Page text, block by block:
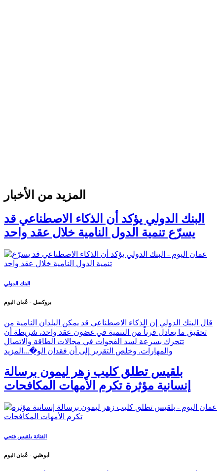
المزيد من الأخبار
البنك الدولي يؤكد أن الذكاء الاصطناعي قد
يسرّع تنمية الدول النامية خلال عقد واحد
البنك الدولي
بروكسل - عُمان اليوم
قال البنك الدولي إن الذكاء الاصطناعي قد يمكن البلدان النامية من
تحقيق ما يعادل قرناً من التنمية في غضون عقد واحد، شريطة أن
تتحرك بسرعة لسد الفجوات في مجالات الطاقة والاتصال
والمهارات. وخلص التقرير إلى أن فقدان الو�... المزيد
بلقيس تطلق كليب زهر ليمون برسالة
إنسانية مؤثرة تكرم الأمهات المكافحات
الفنانة بلقيس فتحي
أبوظبي - عُمان اليوم